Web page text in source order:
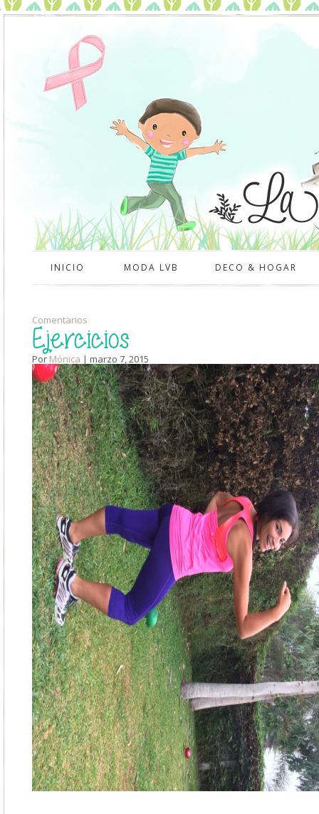
INICIO MODA LVB DECO & HOGAR
Comentarios
Ejercicios
Por Mónica | marzo 7, 2015